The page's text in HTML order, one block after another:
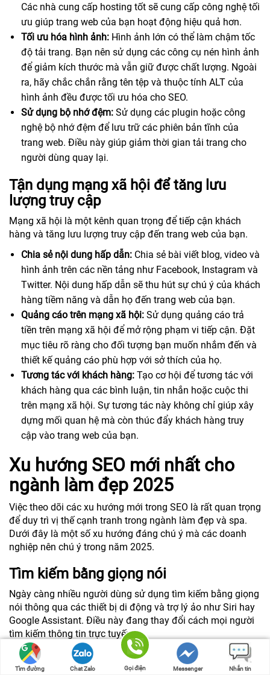
Các nhà cung cấp hosting tốt sẽ cung cấp công nghệ tối
ưu giúp trang web của bạn hoạt động hiệu quả hơn.
Tối ưu hóa hình ảnh: Hình ảnh lớn có thể làm chậm tốc
độ tải trang. Bạn nên sử dụng các công cụ nén hình ảnh
để giảm kích thước mà vẫn giữ được chất lượng. Ngoài
ra, hãy chắc chắn rằng tên tệp và thuộc tính ALT của
hình ảnh đều được tối ưu hóa cho SEO.
Sử dụng bộ nhớ đệm: Sử dụng các plugin hoặc công
nghệ bộ nhớ đệm để lưu trữ các phiên bản tĩnh của
trang web. Điều này giúp giảm thời gian tải trang cho
người dùng quay lại.
Tận dụng mạng xã hội để tăng lưu
lượng truy cập
Mạng xã hội là một kênh quan trọng để tiếp cận khách
hàng và tăng lưu lượng truy cập đến trang web của bạn.
Chia sẻ nội dung hấp dẫn: Chia sẻ bài viết blog, video và
hình ảnh trên các nền tảng như Facebook, Instagram và
Twitter. Nội dung hấp dẫn sẽ thu hút sự chú ý của khách
hàng tiềm năng và dẫn họ đến trang web của bạn.
Quảng cáo trên mạng xã hội: Sử dụng quảng cáo trả
tiền trên mạng xã hội để mở rộng phạm vi tiếp cận. Đặt
mục tiêu rõ ràng cho đối tượng bạn muốn nhắm đến và
thiết kế quảng cáo phù hợp với sở thích của họ.
Tương tác với khách hàng: Tạo cơ hội để tương tác với
khách hàng qua các bình luận, tin nhắn hoặc cuộc thi
trên mạng xã hội. Sự tương tác này không chỉ giúp xây
dựng mối quan hệ mà còn thúc đẩy khách hàng truy
cập vào trang web của bạn.
Xu hướng SEO mới nhất cho
ngành làm đẹp 2025
Việc theo dõi các xu hướng mới trong SEO là rất quan trọng
để duy trì vị thế cạnh tranh trong ngành làm đẹp và spa.
Dưới đây là một số xu hướng đáng chú ý mà các doanh
nghiệp nên chú ý trong năm 2025.
Tìm kiếm bằng giọng nói
Ngày càng nhiều người dùng sử dụng tìm kiếm bằng giọng
nói thông qua các thiết bị di động và trợ lý ảo như Siri hay
Google Assistant. Điều này đang thay đổi cách mọi người
tìm kiếm thông tin trực tuyến.
Tối ưu hóa cho tìm kiếm tự nhiên:
Để phù hợp với xu
hướng này, bạn cần tối ưu hóa nội dung của mình cho
Tìm đường Chat Zalo Gọi điện Messenger Nhắn tin